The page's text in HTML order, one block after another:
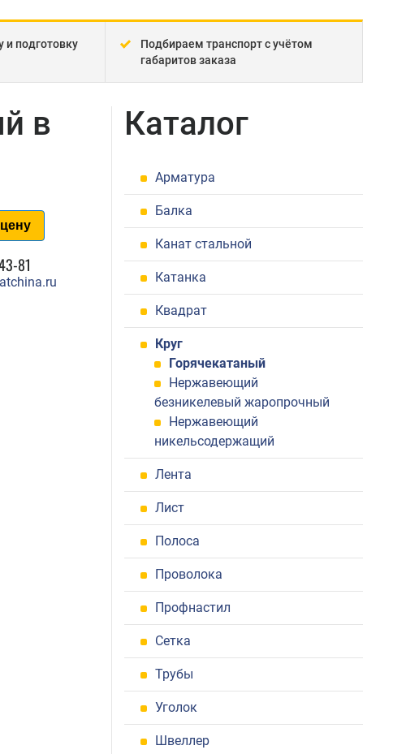
и подготовку
Подбираем транспорт с учётом
габаритов заказа
в
81
Каталог
Арматура
Балка
Канат стальной
Катанка
Квадрат
Круг
Горячекатаный
Нержавеющий
безникелевый жаропрочный
Нержавеющий
никельсодержащий
Лента
Лист
Полоса
Проволока
Профнастил
Сетка
Трубы
Уголок
Швеллер